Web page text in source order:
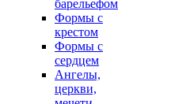
барельефом
Формы с
крестом
Формы с
сердцем
Ангелы,
церкви,